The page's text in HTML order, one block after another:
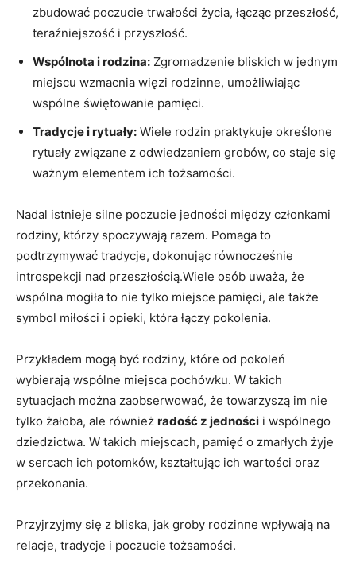
zbudować poczucie trwałości życia, łącząc przeszłość,
teraźniejszość i przyszłość.
Wspólnota i rodzina: Zgromadzenie bliskich w jednym
miejscu wzmacnia więzi rodzinne, umożliwiając
wspólne świętowanie pamięci.
Tradycje i rytuały: Wiele rodzin praktykuje określone
rytuały związane z odwiedzaniem grobów, co staje się
ważnym elementem ich tożsamości.
Nadal istnieje silne poczucie jedności między członkami
rodziny, którzy spoczywają razem. Pomaga to
podtrzymywać tradycje, dokonując równocześnie
introspekcji nad przeszłością.Wiele osób uważa, że
wspólna mogiła to nie tylko miejsce pamięci, ale także
symbol miłości i opieki, która łączy pokolenia.
Przykładem mogą być rodziny, które od pokoleń
wybierają wspólne miejsca pochówku. W takich
sytuacjach można zaobserwować, że towarzyszą im nie
tylko żałoba, ale również radość z jedności i wspólnego
dziedzictwa. W takich miejscach, pamięć o zmarłych żyje
w sercach ich potomków, kształtując ich wartości oraz
przekonania.
Przyjrzyjmy się z bliska, jak groby rodzinne wpływają na
relacje, tradycje i poczucie tożsamości.